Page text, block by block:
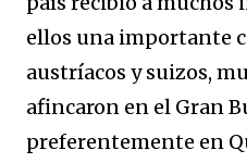
ellos una importante
austríacos y suizos,
afincaron en el Gran
preferentemente en